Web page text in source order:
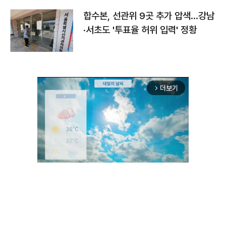
합수본, 선관위 9곳 추가 압색…강남
·서초도 '투표율 허위 입력' 정황
arrow_forward_ios 더보기